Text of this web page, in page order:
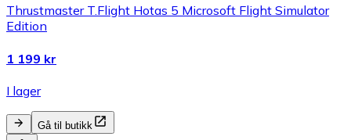
Thrustmaster T.Flight Hotas 5 Microsoft Flight Simulator
Edition
1 199 kr
I lager
Gå til butikk